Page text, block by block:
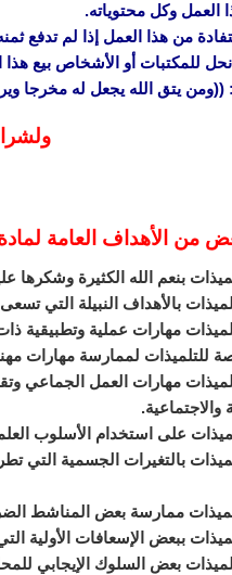
العمل وكل محتوياته.
من هذا العمل إذا لم تدفع
نحل للمكتبات أو الأشخاص بيع
: ((ومن يتق الله يجعل له مخرجا
من الأهداف العامة لمادة
بنعم الله الكثيرة وشكرها
بالأهداف النبيلة التي
مهارات عملية وتطبيقية ذات
للتلميذات لممارسة مهارات
مهارات العمل الجماعي
والاجتماعية.
على استخدام الأسلوب
بالتغيرات الجسمية التي
ممارسة بعض المناشط
ببعض الإسعافات الأولية
بعض السلوك الإيجابي